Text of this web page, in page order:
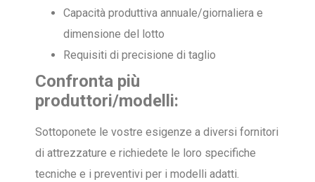
Capacità produttiva annuale/giornaliera e
dimensione del lotto
Requisiti di precisione di taglio
Confronta più
produttori/modelli:
Sottoponete le vostre esigenze a diversi fornitori
di attrezzature e richiedete le loro specifiche
tecniche e i preventivi per i modelli adatti.